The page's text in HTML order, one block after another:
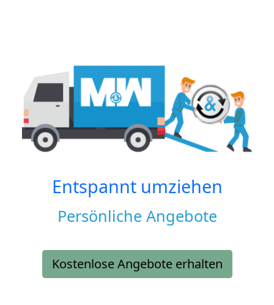
Entspannt umziehen
Persönliche Angebote
Kostenlose Angebote erhalten